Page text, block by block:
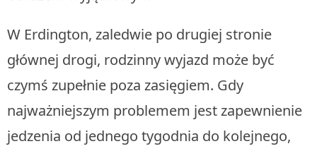
W Erdington, zaledwie po drugiej stronie
głównej drogi, rodzinny wyjazd może być
czymś zupełnie poza zasięgiem. Gdy
najważniejszym problemem jest zapewnienie
jedzenia od jednego tygodnia do kolejnego,